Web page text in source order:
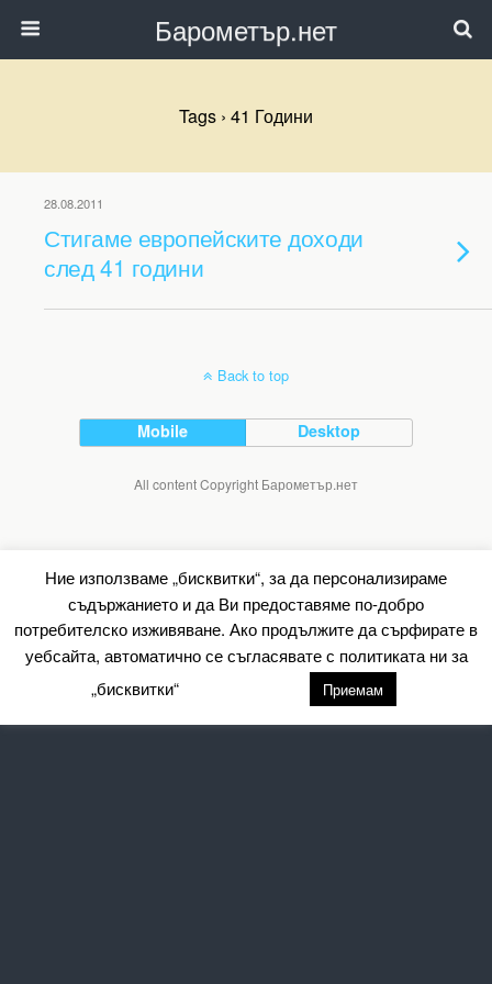
Барометър.нет
Tags › 41 Години
28.08.2011
Стигаме европейските доходи
след 41 години
Back to top
Mobile Desktop
All content Copyright Барометър.нет
Ние използваме „бисквитки“, за да персонализираме
съдържанието и да Ви предоставяме по-добро
потребителско изживяване. Ако продължите да сърфирате в
уебсайта, автоматично се съгласявате с политиката ни за
„бисквитки“
Приемам